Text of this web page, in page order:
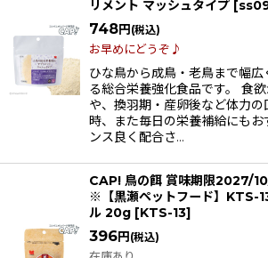
絞り込む
リメント マッシュタイプ [
748円 (税込)
お早めにどうぞ♪
ひな鳥から成鳥・老鳥まで幅
る総合栄養強化食品です。 食
や、換羽期・産卵後など体力の
時、また毎日の栄養補給にもお
ンス良く配合さ…
CAP! 鳥の餌 賞味期限2027/
※【黒瀬ペットフード】KTS-
ル 20g [KTS-13]
396円 (税込)